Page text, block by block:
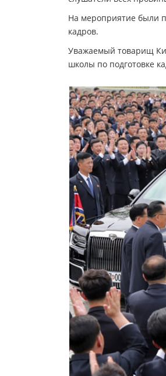
На мероприятие были
кадров.
Уважаемый товарищ
школы по подготовке